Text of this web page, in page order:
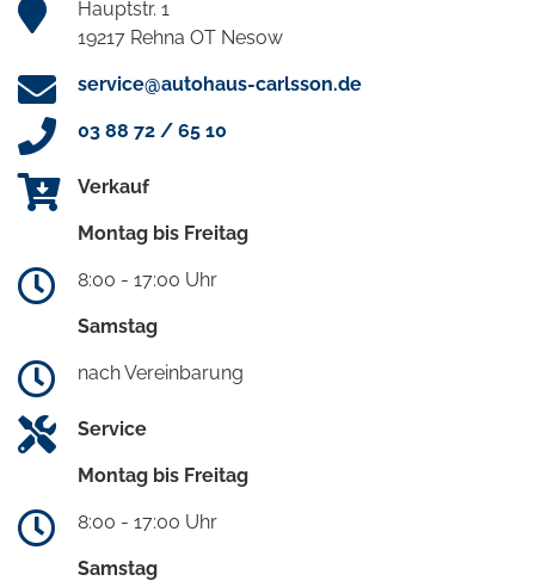
Hauptstr. 1
19217 Rehna OT Nesow
service@autohaus-carlsson.de
03 88 72 / 65 10
Verkauf
Montag bis Freitag
8:00 - 17:00 Uhr
Samstag
nach Vereinbarung
Service
Montag bis Freitag
8:00 - 17:00 Uhr
Samstag